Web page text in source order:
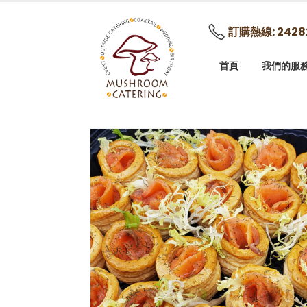
訂購熱線:
首頁 我們的服